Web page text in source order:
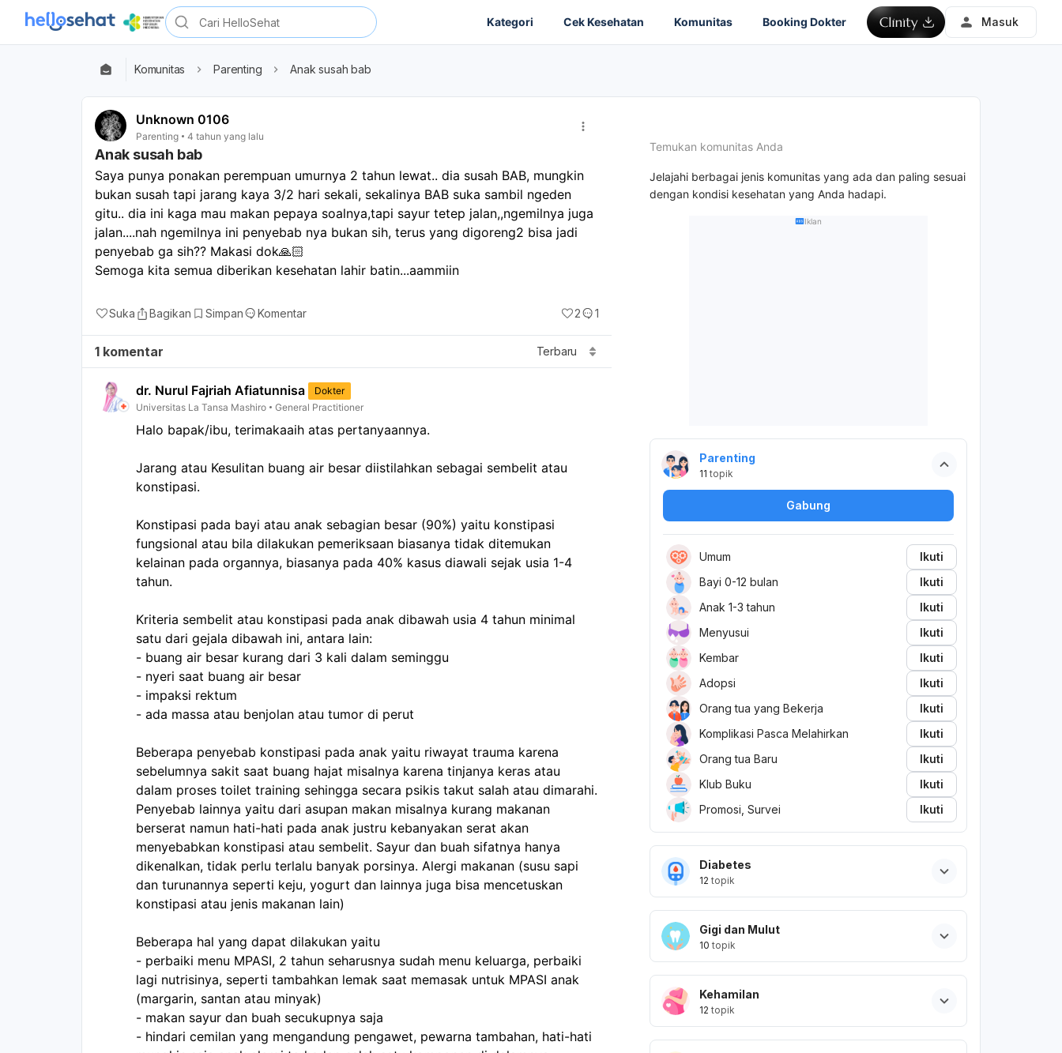
Kategori Cek Kesehatan Komunitas Booking Dokter Masuk
Komunitas Parenting Anak susah bab
Unknown 0106
Parenting 4 tahun yang lalu
Anak susah bab
Saya punya ponakan perempuan umurnya 2 tahun lewat.. dia susah BAB, mungkin
bukan susah tapi jarang kaya 3/2 hari sekali, sekalinya BAB suka sambil ngeden
gitu.. dia ini kaga mau makan pepaya soalnya,tapi sayur tetep jalan,,ngemilnya juga
jalan....nah ngemilnya ini penyebab nya bukan sih, terus yang digoreng2 bisa jadi
penyebab ga sih?? Makasi dok🙏🏻
Semoga kita semua diberikan kesehatan lahir batin...aammiin
Suka Bagikan Simpan Komentar 2 1
1 komentar Terbaru
dr. Nurul Fajriah Afiatunnisa
Dokter
Universitas La Tansa Mashiro
General Practitioner
Halo bapak/ibu, terimakaaih atas pertanyaannya.
Jarang atau Kesulitan buang air besar diistilahkan sebagai sembelit atau
konstipasi.
Konstipasi pada bayi atau anak sebagian besar (90%) yaitu konstipasi
fungsional atau bila dilakukan pemeriksaan biasanya tidak ditemukan
kelainan pada organnya, biasanya pada 40% kasus diawali sejak usia 1-4
tahun.
Kriteria sembelit atau konstipasi pada anak dibawah usia 4 tahun minimal
satu dari gejala dibawah ini, antara lain:
- buang air besar kurang dari 3 kali dalam seminggu
- nyeri saat buang air besar
- impaksi rektum
- ada massa atau benjolan atau tumor di perut
Beberapa penyebab konstipasi pada anak yaitu riwayat trauma karena
sebelumnya sakit saat buang hajat misalnya karena tinjanya keras atau
dalam proses toilet training sehingga secara psikis takut salah atau dimarahi.
Penyebab lainnya yaitu dari asupan makan misalnya kurang makanan
berserat namun hati-hati pada anak justru kebanyakan serat akan
menyebabkan konstipasi atau sembelit. Sayur dan buah sifatnya hanya
dikenalkan, tidak perlu terlalu banyak porsinya. Alergi makanan (susu sapi
dan turunannya seperti keju, yogurt dan lainnya juga bisa mencetuskan
konstipasi atau jenis makanan lain)
Beberapa hal yang dapat dilakukan yaitu
- perbaiki menu MPASI, 2 tahun seharusnya sudah menu keluarga, perbaiki
lagi nutrisinya, seperti tambahkan lemak saat memasak untuk MPASI anak
(margarin, santan atau minyak)
- makan sayur dan buah secukupnya saja
- hindari cemilan yang mengandung pengawet, pewarna tambahan, hati-hati
Temukan komunitas Anda
Jelajahi berbagai jenis komunitas yang ada dan paling sesuai
dengan kondisi kesehatan yang Anda hadapi.
Iklan
Parenting
11 topik
Gabung
Umum
Ikuti
Bayi 0-12 bulan
Ikuti
Anak 1-3 tahun
Ikuti
Menyusui
Ikuti
Kembar
Ikuti
Adopsi
Ikuti
Orang tua yang Bekerja
Ikuti
Komplikasi Pasca Melahirkan
Ikuti
Orang tua Baru
Ikuti
Klub Buku
Ikuti
Promosi, Survei
Ikuti
Diabetes
12 topik
Gigi dan Mulut
10 topik
Kehamilan
12 topik